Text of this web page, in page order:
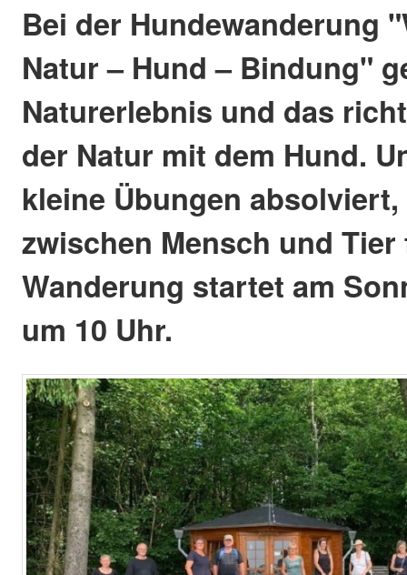
Bei der Hundewanderung
Natur – Hund – Bindung"
Naturerlebnis und das
der Natur mit dem Hund.
kleine Übungen
zwischen Mensch und
Wanderung startet am
um 10 Uhr.